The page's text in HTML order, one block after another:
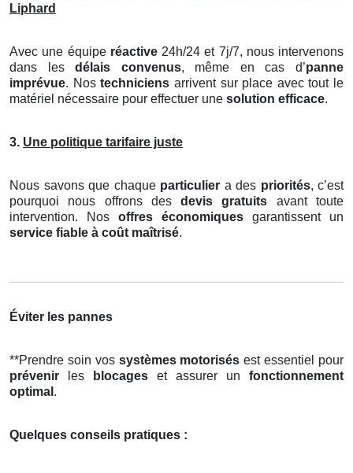
Liphard
Avec une équipe réactive24h/24 et 7j/7, nous intervenons
dans lesdélais convenus, même en cas d’panne
imprévue. Nostechniciens arrivent sur place avec tout le
matériel nécessaire pour effectuer une solution efficace.
3. Une politique tarifaire juste
Nous savons que chaque particulier a des priorités, c’est
pourquoi nous offrons desdevis gratuits avant toute
intervention. Nos offres économiques garantissent un
service fiable à coût maîtrisé.
Éviter les pannes
**Prendre soin vos systèmes motorisés est essentiel pour
prévenir les blocages et assurer un fonctionnement
optimal .
Quelques conseils pratiques :